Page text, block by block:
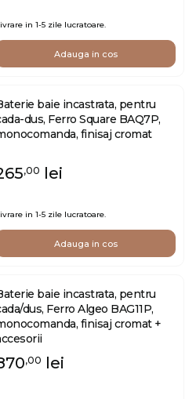
in 1-5 zile lucratoare.
Adauga in cos
baie incastrata, pentru
dus, Ferro Square BAQ7P,
finisaj cromat
,00 lei
in 1-5 zile lucratoare.
Adauga in cos
baie incastrata, pentru
dus, Ferro Algeo BAG11P,
finisaj cromat +
,00 lei